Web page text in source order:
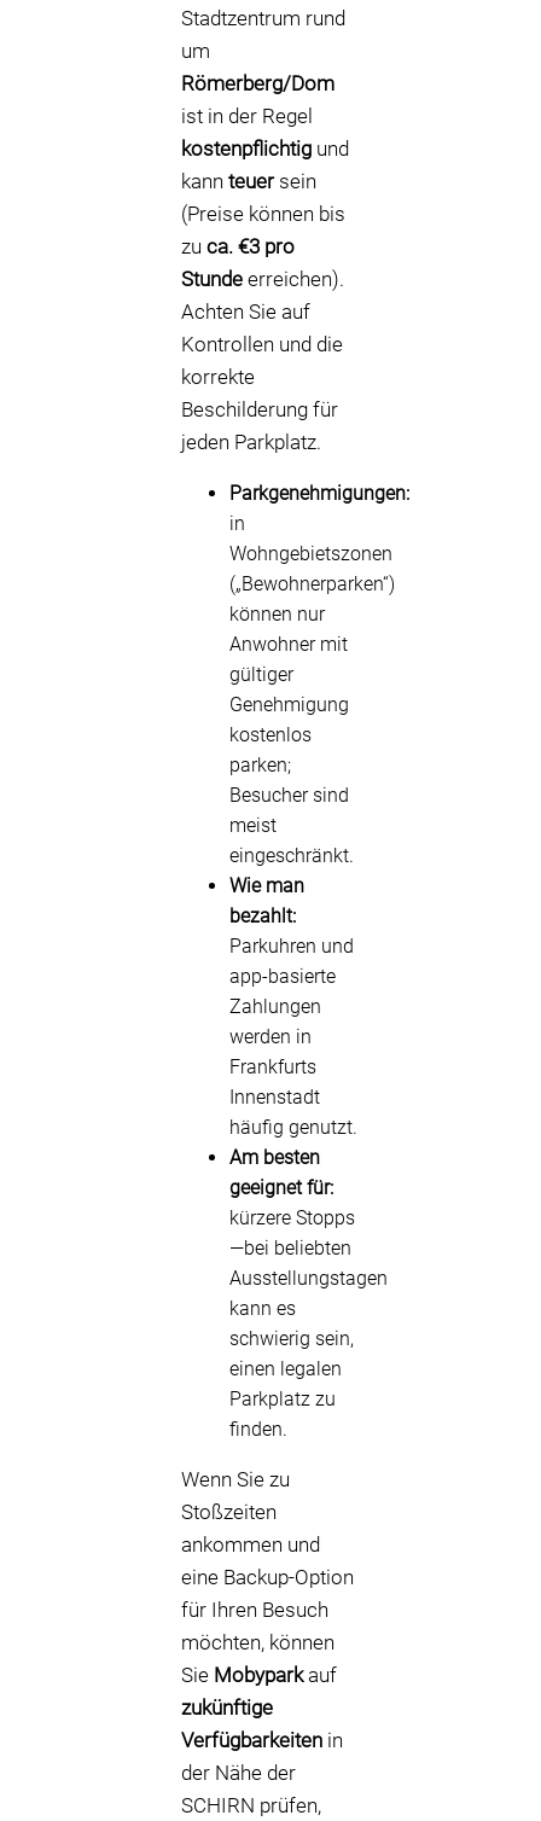
Stadtzentrum rund
um
Römerberg/Dom
ist in der Regel
kostenpflichtig und
kann teuersein
(Preise können bis
zu ca. €3 pro
Stunde erreichen).
Achten Sie auf
Kontrollen und die
korrekte
Beschilderung für
jeden Parkplatz.
Parkgenehmigungen:
in
Wohngebietszonen
(„Bewohnerparken“)
können nur
Anwohner mit
gültiger
Genehmigung
kostenlos
parken;
Besucher sind
meist
eingeschränkt.
Wie man
bezahlt:
Parkuhren und
app-basierte
Zahlungen
werden in
Frankfurts
Innenstadt
häufig genutzt.
Am besten
geeignet für:
kürzere Stopps
—bei beliebten
Ausstellungstagen
kann es
schwierig sein,
einen legalen
Parkplatz zu
finden.
Wenn Sie zu
Stoßzeiten
ankommen und
eine Backup-Option
für Ihren Besuch
möchten, können
Sie Mobyparkauf
zukünftige
Verfügbarkeiten in
der Nähe der
SCHIRN prüfen,